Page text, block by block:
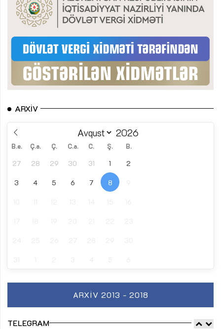
ARXIV
B.e. Ç.a. Ç. C.a. C. Ş. B.
27 28 29 30 31 1 2
3 4 5 6 7 8
ARXIV 2013 - 2018
TELEGRAM